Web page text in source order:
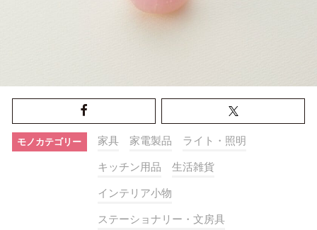
モノカテゴリー 家具 家電製品 ライト・照明
キッチン用品 生活雑貨
インテリア小物
ステーショナリー・文房具